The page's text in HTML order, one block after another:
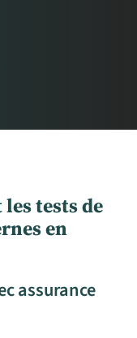
tests de
en
assurance